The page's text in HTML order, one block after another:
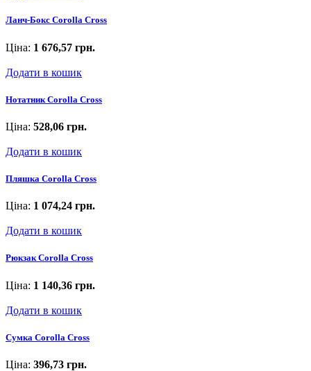
Ланч-Бокс Corolla Cross
Ціна: 1 676,57 грн.
Додати в кошик
Нотатник Corolla Cross
Ціна: 528,06 грн.
Додати в кошик
Пляшка Corolla Cross
Ціна: 1 074,24 грн.
Додати в кошик
Рюкзак Corolla Cross
Ціна: 1 140,36 грн.
Додати в кошик
Сумка Corolla Cross
Ціна: 396,73 грн.